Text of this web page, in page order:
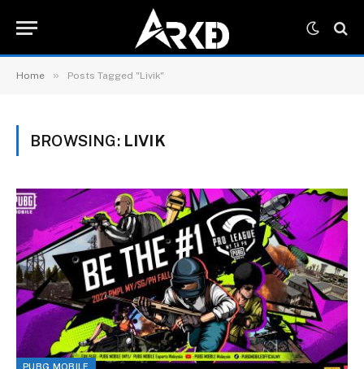
Home » Posts Tagged "Livik"
BROWSING: LIVIK
PUBG MOBILE